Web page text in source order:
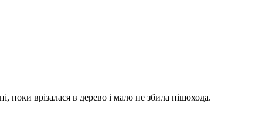
поки врізалася в дерево і мало не збила пішохода.